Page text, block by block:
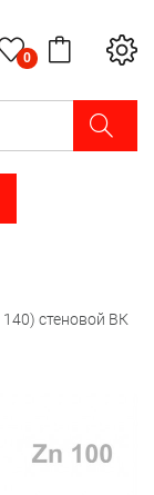
0
стеновой ВК